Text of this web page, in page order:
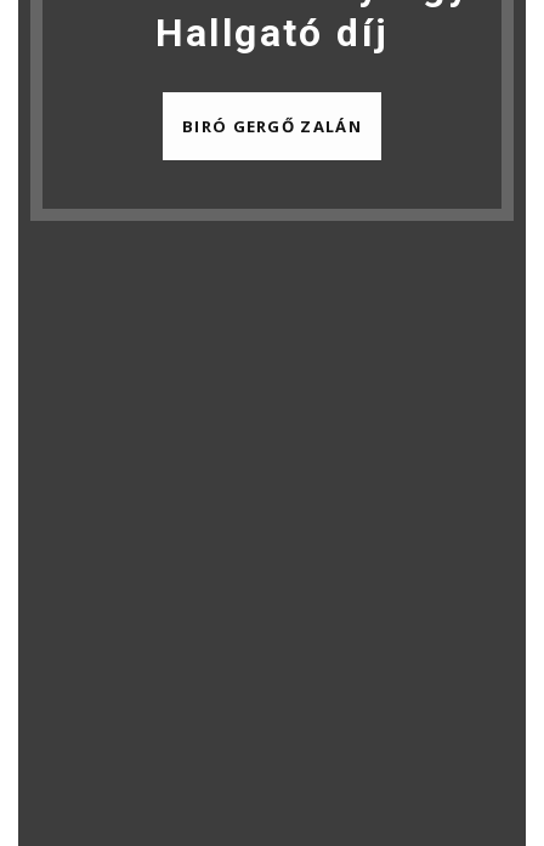
Hallgató díj
BIRÓ GERGŐ ZALÁN